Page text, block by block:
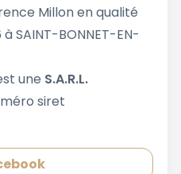
Millon en qualité
SAINT-BONNET-EN-
une S.A.R.L.
siret